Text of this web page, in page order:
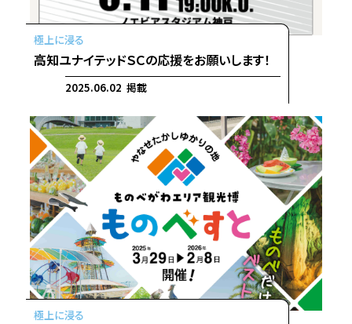
高知ユナイテッドＳＣの応援をお願いします！
2025.06.02 掲載